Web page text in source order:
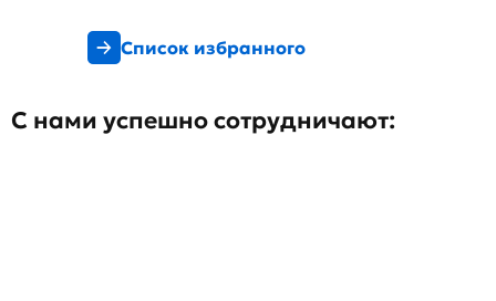
Список избранного
С нами успешно сотрудничают: